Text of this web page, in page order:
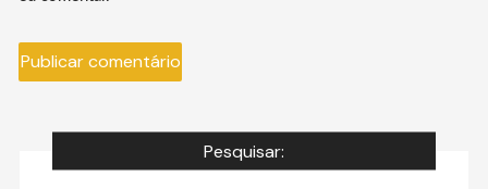
Pesquisar: